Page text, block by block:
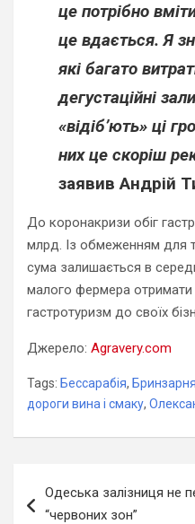
це потрібно
це вдається. Я
які багато
дегустаційні
«відіб’ють» ці
них це скоріш
заявив Андрій
До коронакризи обіг
млрд. Із обмеженням для
сума залишається в
малого фермера отримати
гастротуризм до своїх
Джерело: Agravery.com
Tags: Бессарабія, Бринзарня
дороги вина і смаку,
записів
Одеська залізниця не
“червоних зон”